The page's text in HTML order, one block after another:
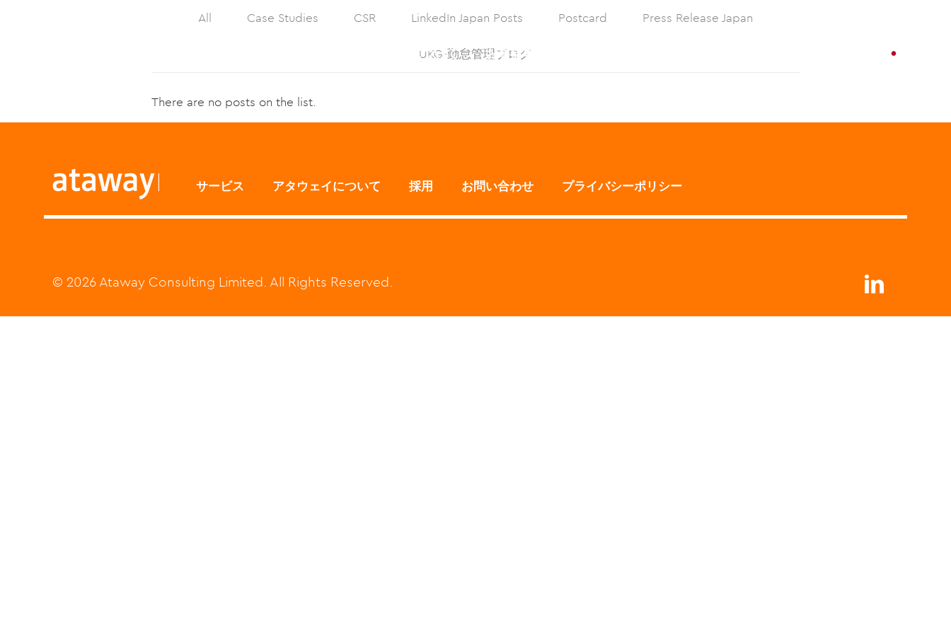
アタウェイについて お客様事例紹介
All Case Studies CSR LinkedIn Japan Posts Postcard Press Release Japan
UKG-勤怠管理ブログ
There are no posts on the list.
サービス アタウェイについて 採用 お問い合わせ プライバシーポリシー
© 2026 Ataway Consulting Limited. All Rights Reserved.